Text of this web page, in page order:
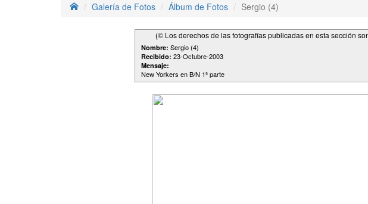
Galería de Fotos Álbum de Fotos Sergio (4)
(© Los derechos de las fotografías publicadas en esta sección
Nombre: Sergio (4)
Recibido: 23-Octubre-2003
Mensaje:
New Yorkers en B/N 1ª parte